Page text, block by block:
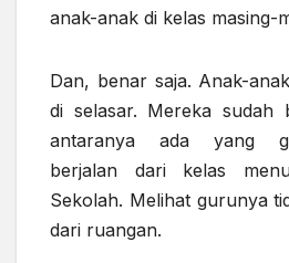
anak-anak di kelas masing-
Dan, benar saja. Anak-
di selasar. Mereka sudah
antaranya ada yang
berjalan dari kelas
Sekolah. Melihat gurunya
dari ruangan.